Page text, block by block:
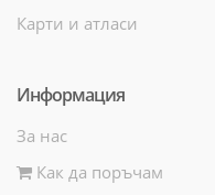
Карти и атласи
Информация
За нас
Как да поръчам